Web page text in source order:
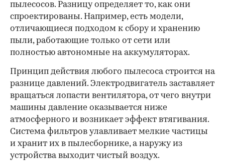
пылесосов. Разницу определяет то, как они
спроектированы. Например, есть модели,
отличающиеся подходом к сбору и хранению
пыли, работающие только от сети или
полностью автономные на аккумуляторах.
Принцип действия любого пылесоса строится на
разнице давлений. Электродвигатель заставляет
вращаться лопасти вентилятора, от чего внутри
машины давление оказывается ниже
атмосферного и возникает эффект втягивания.
Система фильтров улавливает мелкие частицы
и хранит их в пылесборнике, а наружу из
устройства выходит чистый воздух.